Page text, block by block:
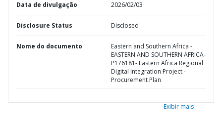
Data de divulgação 2026/02/03
Disclosure Status Disclosed
Nome do documento
Eastern and Southern Africa -
EASTERN AND SOUTHERN AFRICA-
P176181- Eastern Africa Regional
Digital Integration Project -
Procurement Plan
Exibir mais